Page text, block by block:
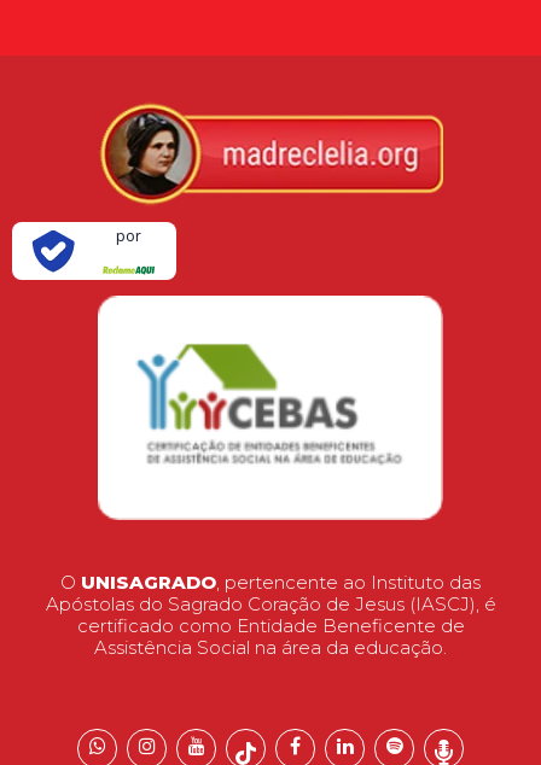
por
O UNISAGRADO, pertencente ao Instituto das
Apóstolas do Sagrado Coração de Jesus (IASCJ), é
certificado como Entidade Beneficente de
Assistência Social na área da educação.